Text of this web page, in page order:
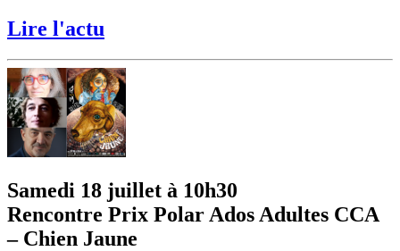
Lire l'actu
Samedi 18 juillet à 10h30
Rencontre Prix Polar Ados Adultes CCA
– Chien Jaune